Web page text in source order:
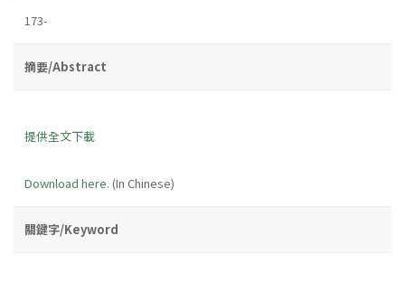
173-
摘要/Abstract
提供全文下載
Download here. (In Chinese)
關鍵字/Keyword